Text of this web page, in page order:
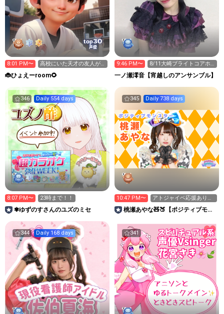
top30
声優
8:01 PM〜
高校にいた天才の友人が
ガチで変だった話
🐞ひょえーroom🌻
9:46 PM〜
8/11大崎ブライトコアホ
ール、大特典会絶対来
て！
一ノ瀬澪音【宵越しのアンサンブル】
346 Daily 554 days
8:07 PM〜 23時まで！！
✾ゆずのすさんのユズのミセ
345 Daily 738 days
10:47 PM〜
アトジャイベ応援ありが
とうのざいました😭
桃瀬あやな🧸🍑【ポジティブモン
344 Daily 168 days 341